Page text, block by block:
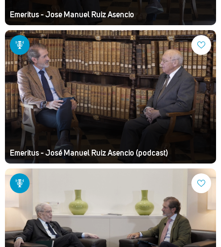
Emeritus - Jose Manuel Ruiz Asencio
Emeritus - José Manuel Ruiz Asencio (podcast)